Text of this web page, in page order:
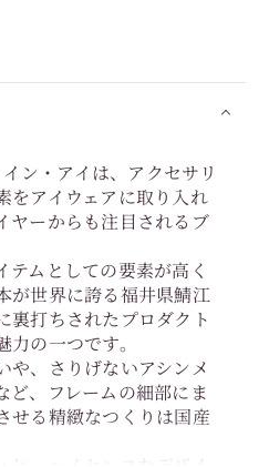
ン・アイは、アクセサリ
をアイウェアに取り入れ
ヤーからも注目されるブ
ムとしての要素が高く
が世界に誇る福井県鯖江
裏打ちされたプロダクト
の一つです。
や、さりげないアシンメ
ど、フレームの細部にま
せる精緻なつくりは国産